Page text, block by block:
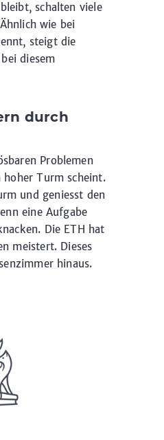
schalten viele
wie bei
steigt die
diesem
durch
Problemen
hoher Turm scheint.
und geniesst den
eine Aufgabe
Die ETH hat
meistert. Dieses
hinaus.